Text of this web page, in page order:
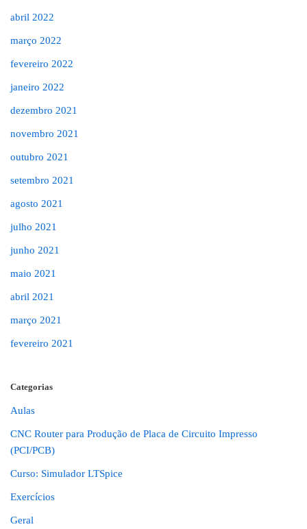
abril 2022
março 2022
fevereiro 2022
janeiro 2022
dezembro 2021
novembro 2021
outubro 2021
setembro 2021
agosto 2021
julho 2021
junho 2021
maio 2021
abril 2021
março 2021
fevereiro 2021
Categorias
Aulas
CNC Router para Produção de Placa de Circuito Impresso
(PCI/PCB)
Curso: Simulador LTSpice
Exercícios
Geral